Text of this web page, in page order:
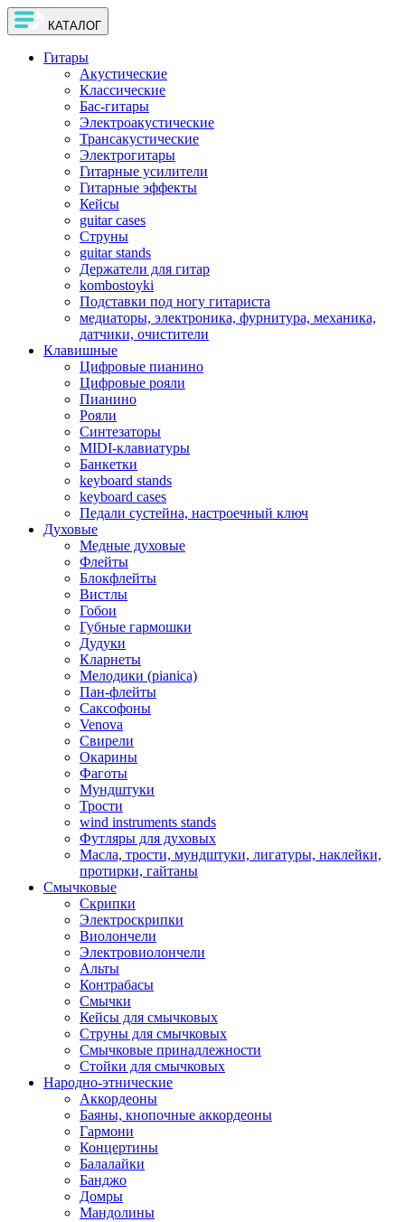
КАТАЛОГ
Гитары
Акустические
Классические
Бас-гитары
Электроакустические
Трансакустические
Электрогитары
Гитарные усилители
Гитарные эффекты
Кейсы
guitar cases
Струны
guitar stands
Держатели для гитар
kombostoyki
Подставки под ногу гитариста
медиаторы, электроника, фурнитура, механика,
датчики, очистители
Клавишные
Цифровые пианино
Цифровые рояли
Пианино
Рояли
Синтезаторы
MIDI-клавиатуры
Банкетки
keyboard stands
keyboard cases
Педали сустейна, настроечный ключ
Духовые
Медные духовые
Флейты
Блокфлейты
Вистлы
Гобои
Губные гармошки
Дудуки
Кларнеты
Мелодики (pianica)
Пан-флейты
Саксофоны
Venova
Свирели
Окарины
Фаготы
Мундштуки
Трости
wind instruments stands
Футляры для духовых
Масла, трости, мундштуки, лигатуры, наклейки,
протирки, гайтаны
Смычковые
Скрипки
Электроскрипки
Виолончели
Электровиолончели
Альты
Контрабасы
Смычки
Кейсы для смычковых
Струны для смычковых
Смычковые принадлежности
Стойки для смычковых
Народно-этнические
Аккордеоны
Баяны, кнопочные аккордеоны
Гармони
Концертины
Балалайки
Банджо
Домры
Мандолины